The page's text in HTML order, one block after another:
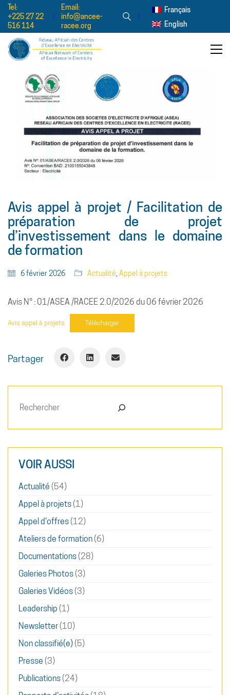
Tel:
+225 27 22
516 114
Email:
info@ancee-
racee.org
Français
English
Avis appel à projet / Facilitation de
préparation de projet
d’investissement dans le domaine
de formation
6 février 2026 Actualité,Appel à projets
Avis N° : 01/ASEA /RACEE 2.0/2026 du 06 février 2026
Avis appel à projets Télécharger
Partager
Rechercher
VOIR AUSSI
Actualité (54)
Appel à projets(1)
Appel d'offres(12)
Ateliers de formation(6)
Documentations(28)
Galeries Photos(3)
Galeries Vidéos(3)
Leadership (1)
Newsletter(10)
Non classifié(e)(5)
Presse (3)
Publications(24)